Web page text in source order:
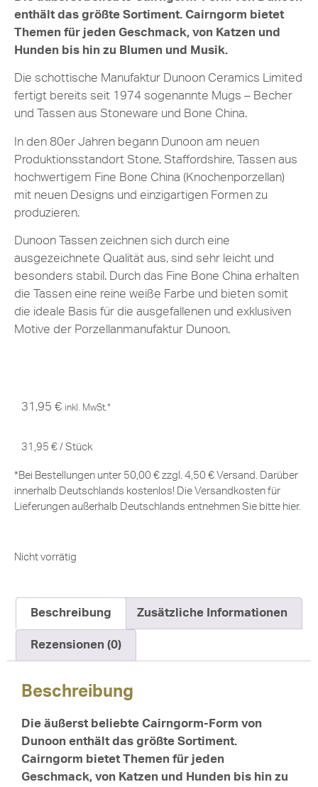
enthält das größte Sortiment. Cairngorm bietet
Themen für jeden Geschmack, von Katzen und
Hunden bis hin zu Blumen und Musik.
Die schottische Manufaktur Dunoon Ceramics Limited
fertigt bereits seit 1974 sogenannte Mugs – Becher
und Tassen aus Stoneware und Bone China.
In den 80er Jahren begann Dunoon am neuen
Produktionsstandort Stone, Staffordshire, Tassen aus
hochwertigem Fine Bone China (Knochenporzellan)
mit neuen Designs und einzigartigen Formen zu
produzieren.
Dunoon Tassen zeichnen sich durch eine
ausgezeichnete Qualität aus, sind sehr leicht und
besonders stabil. Durch das Fine Bone China erhalten
die Tassen eine reine weiße Farbe und bieten somit
die ideale Basis für die ausgefallenen und exklusiven
Motive der Porzellanmanufaktur Dunoon.
31,95 € inkl. MwSt.*
31,95 € / Stück
*Bei Bestellungen unter 50,00 € zzgl. 4,50 € Versand. Darüber
innerhalb Deutschlands kostenlos! Die Versandkosten für
Lieferungen außerhalb Deutschlands entnehmen Sie bitte hier.
Nicht vorrätig
Beschreibung Zusätzliche Informationen
Rezensionen (0)
Beschreibung
Die äußerst beliebte Cairngorm-Form von
Dunoon enthält das größte Sortiment.
Cairngorm bietet Themen für jeden
Geschmack, von Katzen und Hunden bis hin zu